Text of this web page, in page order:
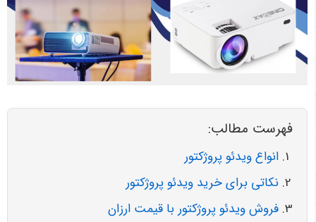
فهرست مطالب:
انواع ویدئو پروژکتور
نکاتی برای خرید ویدئو پروژکتور
فروش ویدئو پروژکتور با قیمت ارزان